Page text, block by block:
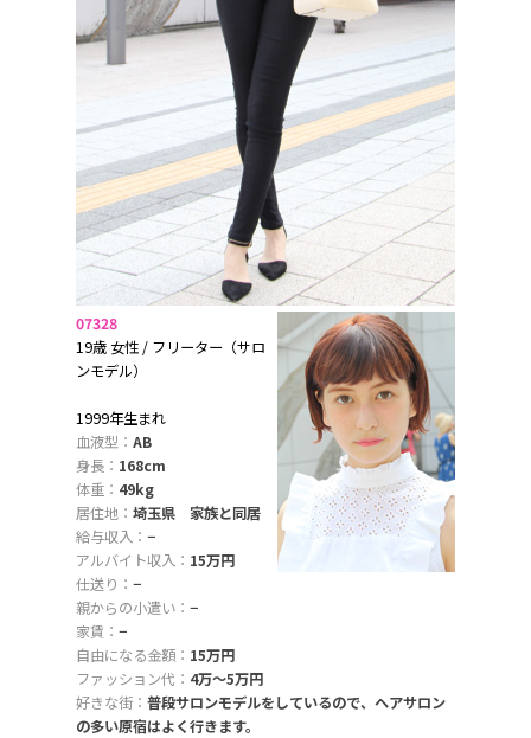
07328
19歳 女性 / フリーター（サロ
ンモデル）
1999年生まれ
血液型： AB
身長： 168cm
体重： 49kg
居住地： 埼玉県 家族と同居
給与収入： −
アルバイト収入： 15万円
仕送り： −
親からの小遣い： −
家賃： −
自由になる金額： 15万円
ファッション代： 4万〜5万円
好きな街： 普段サロンモデルをしているので、ヘアサロン
の多い原宿はよく行きます。